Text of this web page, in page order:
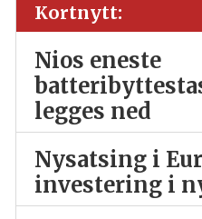
Kortnytt:
Nios eneste
legges ned
Nysatsing i
investering i